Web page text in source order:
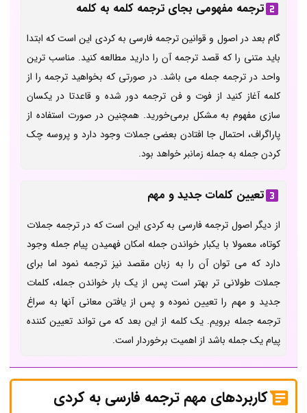
ترجمه مفهومی بجای ترجمه کلمه به کلمه
گام بعد در اصول و قوانین ترجمه فارسی به کردی این است که ابتدا
باید متنی را که قصد ترجمه آن را دارید مطالعه کنید. مناسب ترین
واحد در ترجمه جمله می باشد. در صورتی که بخواهید ترجمه را از
کلمه آغاز کنید از فوت و فن ترجمه دور شده و قاعدتا در یکسان
سازی مفهوم به مشکل برمی‌خورید. همچنین در صورت استفاده از
پاراگراف، احتمال جا افتادن بعضی جملات وجود دارد و پروسه چک
کردن جمله به جمله زمانبر خواهد بود.
تعیین کلمات جدید و مهم
از دیگر اصول ترجمه فارسی به کردی این است که در ترجمه جملات
کوتاه، معمولا با یکبار خواندن جمله امکان فهمیدن پیام جمله وجود
دارد که می توان آن را به زبان مقصد نیز ترجمه نمود اما برای
جملات طولانی تر بهتر است پس از یک بار خواندن جمله، کلمات
جدید و مهم را تعیین نموده و پس از یافتن معانی آنها به سراغ
ترجمه جمله برویم. یک کلمه از این بعد که می تواند تعیین کننده
پیام یک جمله باشد از اهمیت برخوردار است.
کاربردهای مهم ترجمه فارسی به کردی